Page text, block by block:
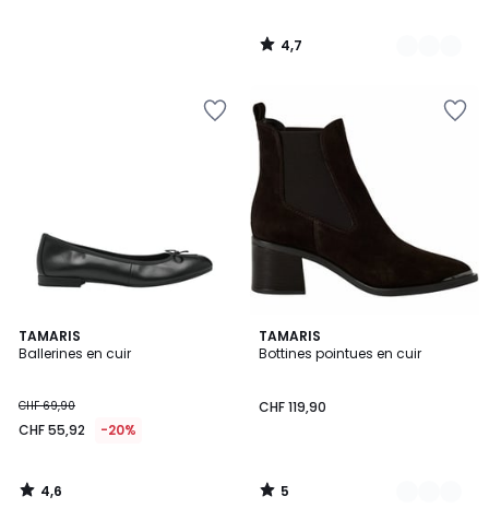
4,7
/
TAMARIS
Ballerines en cuir
CHF 69,90
CHF 55,92 -20%
4,6
/ 5
4,6
/
TAMARIS
Bottines pointues en cuir
CHF 119,90
5
/
2
Couleurs
5
/